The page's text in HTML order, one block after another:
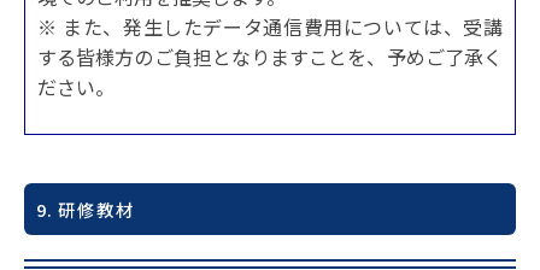
※ また、発生したデータ通信費用については、受講
する皆様方のご負担となりますことを、予めご了承く
ださい。
9. 研修教材